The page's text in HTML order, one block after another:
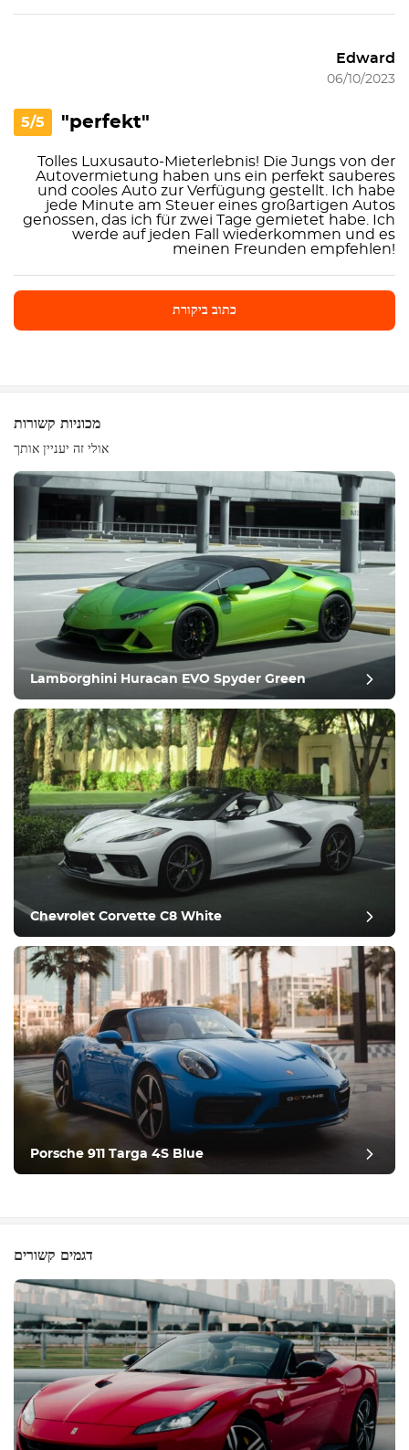
Edward
06/10/2023
5/5 "perfekt"
Tolles Luxusauto-Mieterlebnis! Die Jungs von der
Autovermietung haben uns ein perfekt sauberes
und cooles Auto zur Verfügung gestellt. Ich habe
jede Minute am Steuer eines großartigen Autos
genossen, das ich für zwei Tage gemietet habe. Ich
werde auf jeden Fall wiederkommen und es
meinen Freunden empfehlen!
כתוב ביקורת
ציוד
נוח
בקרת אקלים
נהיגה
ביקורת פוסט
מכוניות קשורות
אולי זה יעניין אותך
Lamborghini Huracan EVO Spyder Green
Chevrolet Corvette C8 White
Porsche 911 Targa 4S Blue
דגמים קשורים